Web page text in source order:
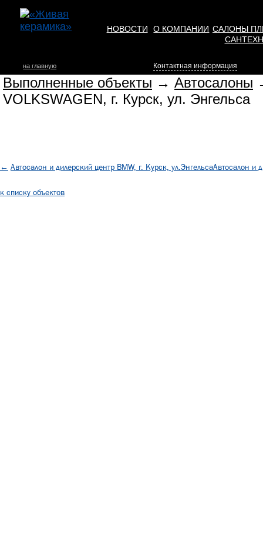
НОВОСТИ О КОМПАНИИ САЛОНЫ
на главную Контактная информация
Выполненные объекты → Автосалоны
VOLKSWAGEN, г. Курск, ул. Энгельса
← Автосалон и дилерский центр BMW, г. Курск, ул.ЭнгельсаАвтосалон и
к списку объектов